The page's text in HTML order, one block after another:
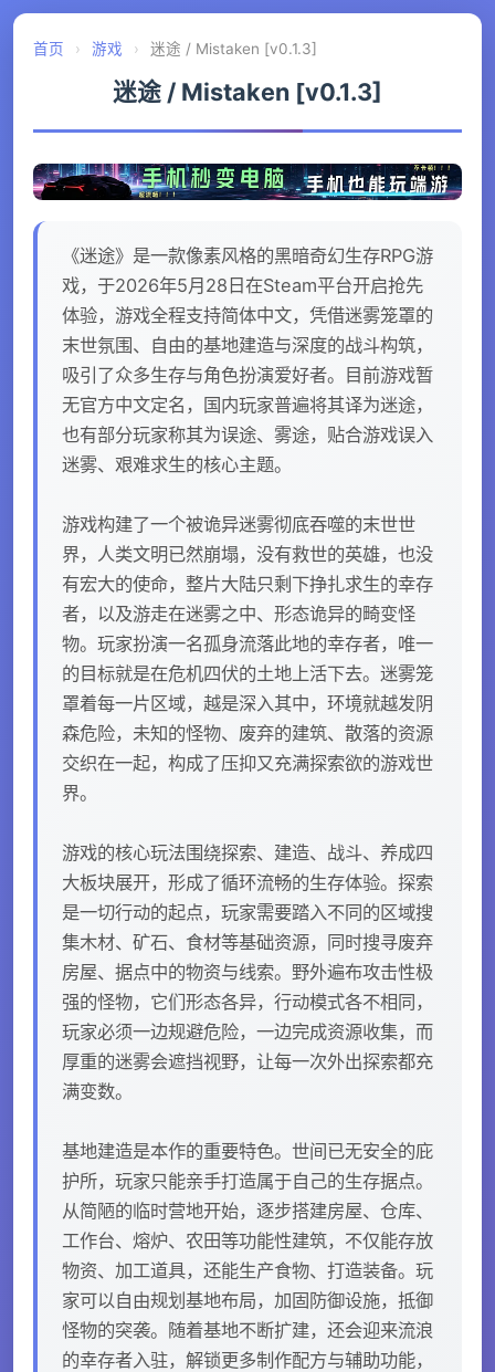
首页 › 游戏 › 迷途 / Mistaken [v0.1.3]
迷途 / Mistaken [v0.1.3]
《迷途》是一款像素风格的黑暗奇幻生存RPG游
戏，于2026年5月28日在Steam平台开启抢先
体验，游戏全程支持简体中文，凭借迷雾笼罩的
末世氛围、自由的基地建造与深度的战斗构筑，
吸引了众多生存与角色扮演爱好者。目前游戏暂
无官方中文定名，国内玩家普遍将其译为迷途，
也有部分玩家称其为误途、雾途，贴合游戏误入
迷雾、艰难求生的核心主题。
游戏构建了一个被诡异迷雾彻底吞噬的末世世
界，人类文明已然崩塌，没有救世的英雄，也没
有宏大的使命，整片大陆只剩下挣扎求生的幸存
者，以及游走在迷雾之中、形态诡异的畸变怪
物。玩家扮演一名孤身流落此地的幸存者，唯一
的目标就是在危机四伏的土地上活下去。迷雾笼
罩着每一片区域，越是深入其中，环境就越发阴
森危险，未知的怪物、废弃的建筑、散落的资源
交织在一起，构成了压抑又充满探索欲的游戏世
界。
游戏的核心玩法围绕探索、建造、战斗、养成四
大板块展开，形成了循环流畅的生存体验。探索
是一切行动的起点，玩家需要踏入不同的区域搜
集木材、矿石、食材等基础资源，同时搜寻废弃
房屋、据点中的物资与线索。野外遍布攻击性极
强的怪物，它们形态各异，行动模式各不相同，
玩家必须一边规避危险，一边完成资源收集，而
厚重的迷雾会遮挡视野，让每一次外出探索都充
满变数。
基地建造是本作的重要特色。世间已无安全的庇
护所，玩家只能亲手打造属于自己的生存据点。
从简陋的临时营地开始，逐步搭建房屋、仓库、
工作台、熔炉、农田等功能性建筑，不仅能存放
物资、加工道具，还能生产食物、打造装备。玩
家可以自由规划基地布局，加固防御设施，抵御
怪物的突袭。随着基地不断扩建，还会迎来流浪
的幸存者入驻，解锁更多制作配方与辅助功能，